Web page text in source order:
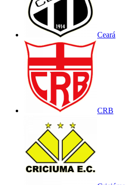
Ceará
CRB